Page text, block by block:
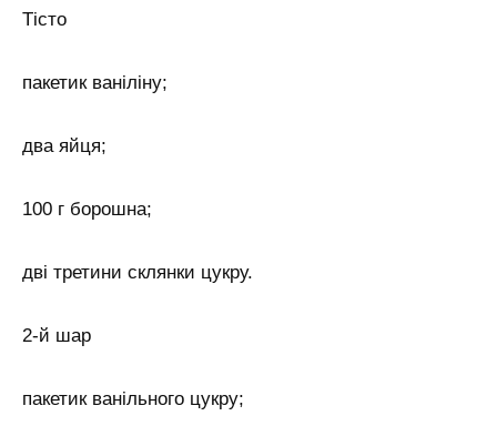
Тісто
пакетик ваніліну;
два яйця;
100 г борошна;
дві третини склянки цукру.
2-й шар
пакетик ванільного цукру;